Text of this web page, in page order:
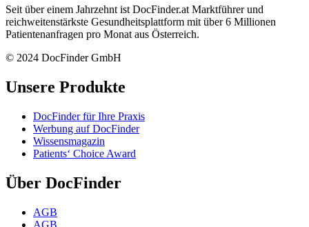
Seit über einem Jahrzehnt ist DocFinder.at Marktführer und
reichweitenstärkste Gesundheitsplattform mit über 6 Millionen
Patientenanfragen pro Monat aus Österreich.
© 2024 DocFinder GmbH
Unsere Produkte
DocFinder für Ihre Praxis
Werbung auf DocFinder
Wissensmagazin
Patients‘ Choice Award
Über DocFinder
AGB
AGB